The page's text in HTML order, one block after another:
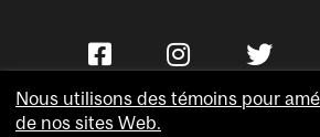
Nous utilisons des témoins pour
de nos sites Web.